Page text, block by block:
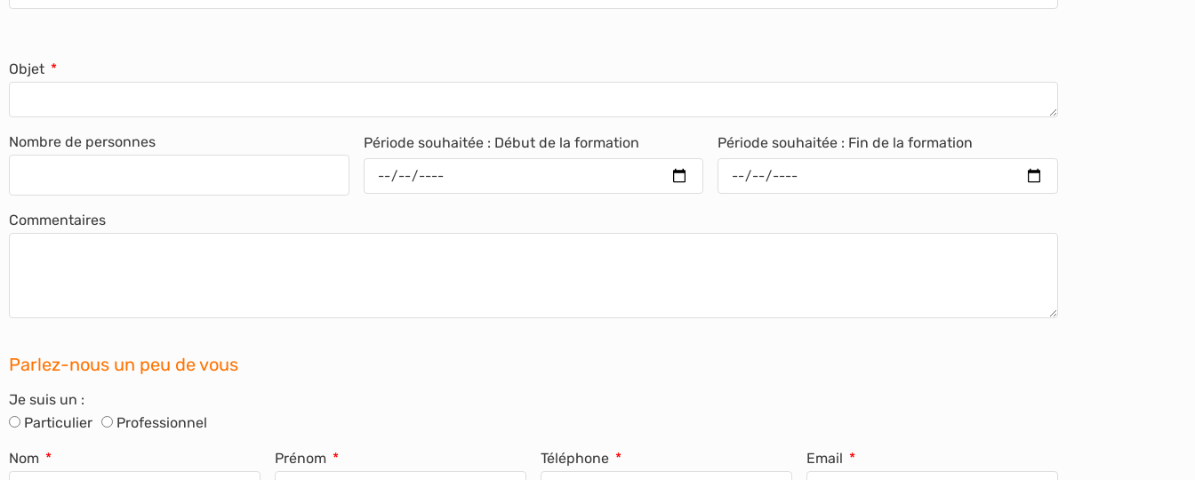
Objet
Nombre de personnes Période souhaitée : Début de la formation Période souhaitée : Fin de la formation
Commentaires
Parlez-nous un peu de vous
Je suis un :
Particulier
Professionnel
Nom Prénom Téléphone Email